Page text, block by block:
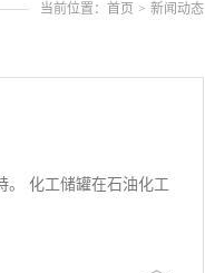
当前位置：首页 > 新闻动态
。 化工储罐在石油化工